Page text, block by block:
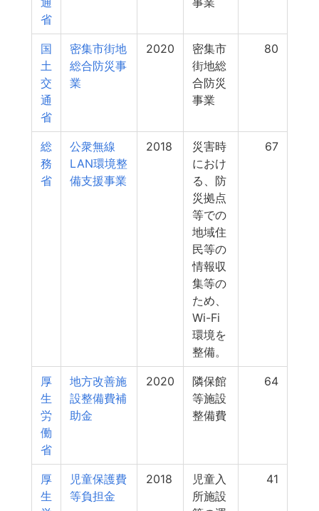
省
国
土
交
通
省
密集市街地
総合防災事
業
2020
密集市
街地総
合防災
事業
80
総
務
省
公衆無線
LAN環境整
備支援事業
2018
災害時
におけ
る、防
災拠点
等での
地域住
民等の
情報収
集等の
ため、
Wi-Fi
環境を
整備。
67
厚
生
労
働
省
地方改善施
設整備費補
助金
2020
隣保館
等施設
整備費
64
厚
生
児童保護費
等負担金
2018
児童入
所施設
41